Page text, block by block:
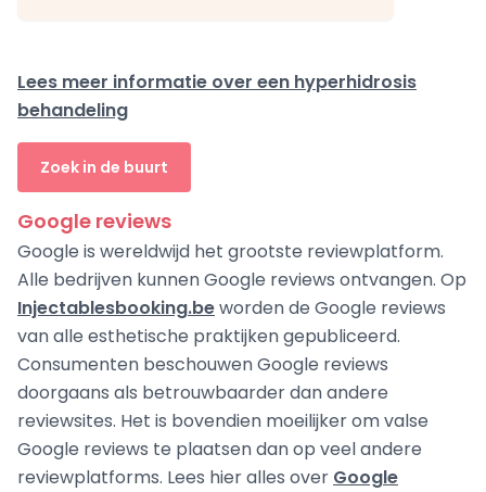
Lees meer informatie over een hyperhidrosis
behandeling
Zoek in de buurt
Google reviews
Google is wereldwijd het grootste reviewplatform.
Alle bedrijven kunnen Google reviews ontvangen. Op
Injectablesbooking.beworden de Google reviews
van alle esthetische praktijken gepubliceerd.
Consumenten beschouwen Google reviews
doorgaans als betrouwbaarder dan andere
reviewsites. Het is bovendien moeilijker om valse
Google reviews te plaatsen dan op veel andere
reviewplatforms. Lees hier alles over Google